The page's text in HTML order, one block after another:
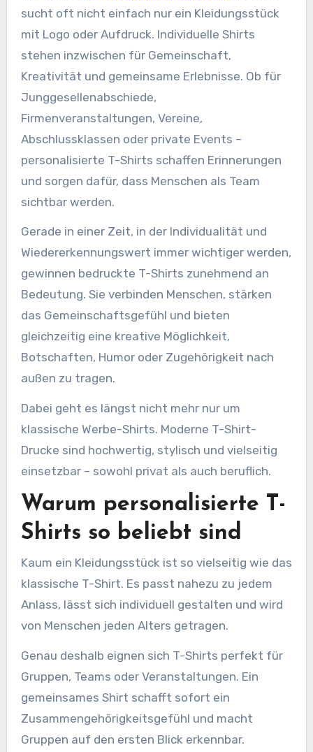
sucht oft nicht einfach nur ein Kleidungsstück
mit Logo oder Aufdruck. Individuelle Shirts
stehen inzwischen für Gemeinschaft,
Kreativität und gemeinsame Erlebnisse. Ob für
Junggesellenabschiede,
Firmenveranstaltungen, Vereine,
Abschlussklassen oder private Events –
personalisierte T-Shirts schaffen Erinnerungen
und sorgen dafür, dass Menschen als Team
sichtbar werden.
Gerade in einer Zeit, in der Individualität und
Wiedererkennungswert immer wichtiger werden,
gewinnen bedruckte T-Shirts zunehmend an
Bedeutung. Sie verbinden Menschen, stärken
das Gemeinschaftsgefühl und bieten
gleichzeitig eine kreative Möglichkeit,
Botschaften, Humor oder Zugehörigkeit nach
außen zu tragen.
Dabei geht es längst nicht mehr nur um
klassische Werbe-Shirts. Moderne T-Shirt-
Drucke sind hochwertig, stylisch und vielseitig
einsetzbar – sowohl privat als auch beruflich.
Warum personalisierte T-
Shirts so beliebt sind
Kaum ein Kleidungsstück ist so vielseitig wie das
klassische T-Shirt. Es passt nahezu zu jedem
Anlass, lässt sich individuell gestalten und wird
von Menschen jeden Alters getragen.
Genau deshalb eignen sich T-Shirts perfekt für
Gruppen, Teams oder Veranstaltungen. Ein
gemeinsames Shirt schafft sofort ein
Zusammengehörigkeitsgefühl und macht
Gruppen auf den ersten Blick erkennbar.